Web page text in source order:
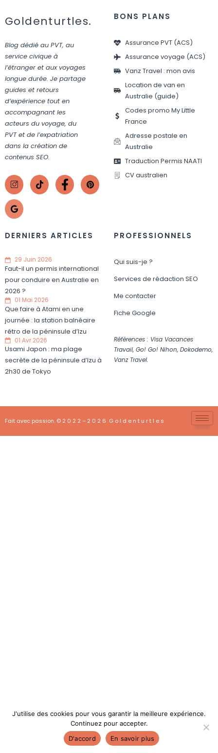
Goldenturtles.
Blog dédié au PVT, au
service civique à
l’étranger et aux voyages
longue durée. Je partage
guides et retours
d’expérience tout en
accompagnant les
acteurs du voyage, du
PVT et de l’expatriation
dans la création de
contenus SEO.
BONS PLANS
Assurance PVT (ACS)
Assurance voyage (ACS)
Vanz Travel : mon avis
Location de van en
Australie (guide)
Codes promo My Little
France
Adresse postale en
Australie
Traduction Permis NAATI
CV australien
DERNIERS ARTICLES
29 Juin 2026
Faut-il un permis international
pour conduire en Australie en
2026 ?
01 Mai 2026
Que faire à Atami en une
journée : la station balnéaire
rétro de la péninsule d’Izu
01 Avr 2026
Usami Japon : ma plage
secrète de la péninsule d’Izu à
2h30 de Tokyo
PROFESSIONNELS
Qui suis-je ?
Services de rédaction SEO
Me contacter
Fiche Google
Références : Visa Vacances
Travail, Go! Go! Nihon, Dokodemo,
Vanz Travel.
Fait avec passion. © 2 0 2 2 – 2 0 2 6 G o l d e n t u r t l e s
J'utilise des cookies pour vous garantir la meilleure expérience.
Continuez pour accepter.
D'accord
En savoir plus